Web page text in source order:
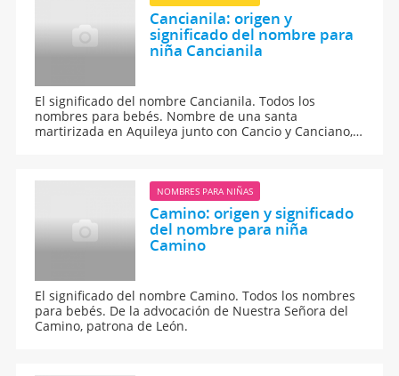
Cancianila: origen y
significado del nombre para
niña Cancianila
El significado del nombre Cancianila. Todos los
nombres para bebés. Nombre de una santa
martirizada en Aquileya junto con Cancio y Canciano,
NOMBRES PARA NIÑAS
Camino: origen y significado
del nombre para niña
Camino
El significado del nombre Camino. Todos los nombres
para bebés. De la advocación de Nuestra Señora del
Camino, patrona de León.